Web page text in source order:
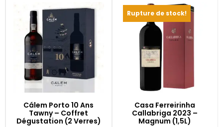
Cálem Porto 10 Ans
Tawny – Coffret
Dégustation (2 Verres)
Rupture de stock!
Casa Ferreirinha
Callabriga 2023 –
Magnum (1,5L)